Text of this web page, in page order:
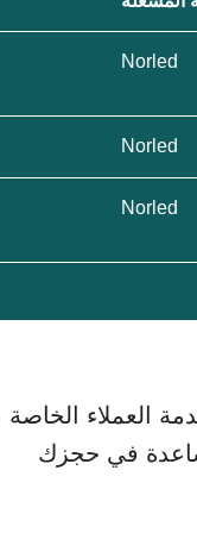
Norled
Norled
Norled
العملاء الخاصة
في حجزك